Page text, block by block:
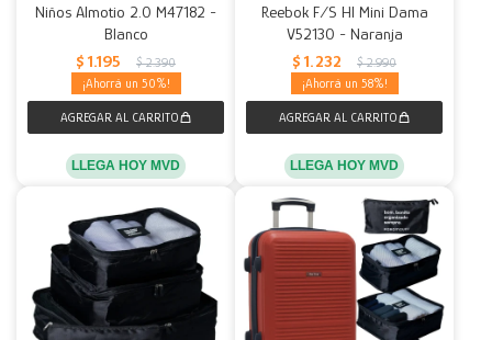
Niños Almotio 2.0 M47182 -
Blanco
$ 1.195 $ 2.390
50
LLEGA HOY MVD
Reebok F/S HI Mini Dama
V52130 - Naranja
$ 1.232 $ 2.990
58
LLEGA HOY MVD